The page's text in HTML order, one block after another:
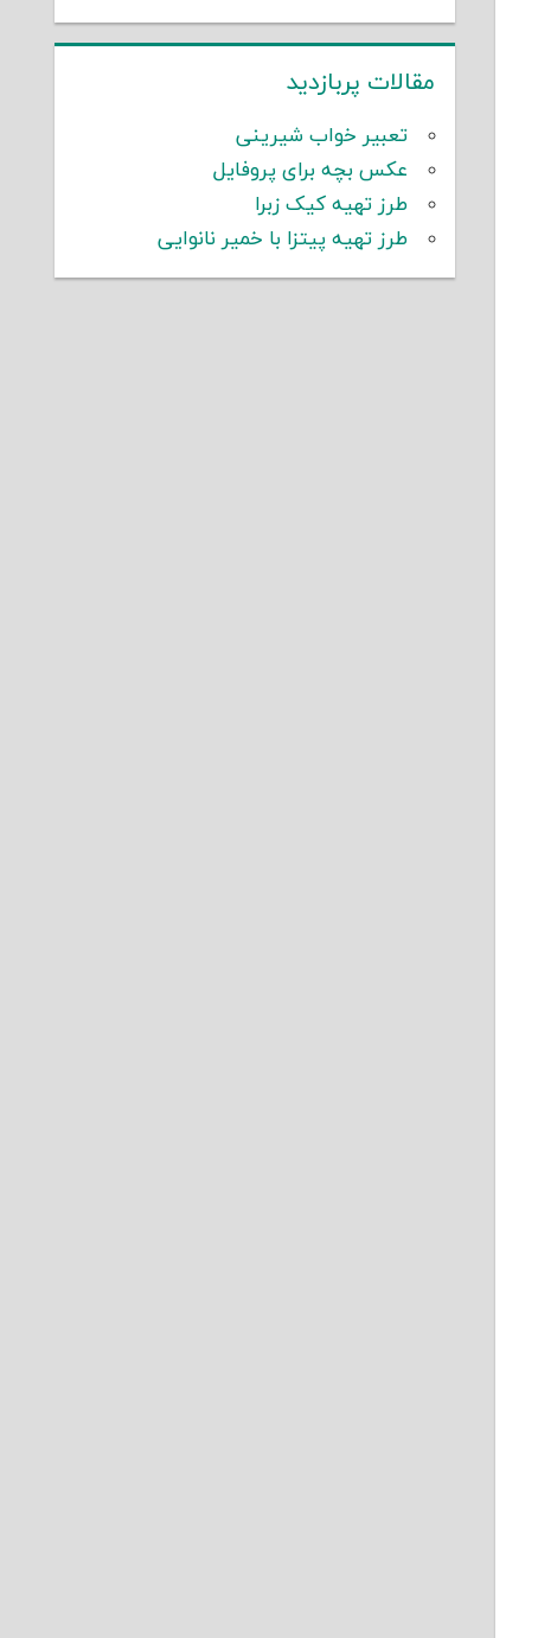
مقالات پربازدید
تعبیر خواب شیرینی
عکس بچه برای پروفایل
طرز تهیه کیک زبرا
طرز تهیه پیتزا با خمیر نانوایی